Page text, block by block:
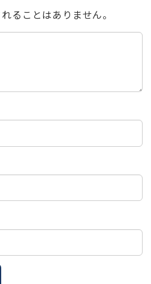
ることはありません。